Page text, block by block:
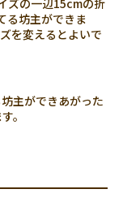
ズの一辺15cmの折
る坊主ができま
を変えるとよいで
主ができあがった
。